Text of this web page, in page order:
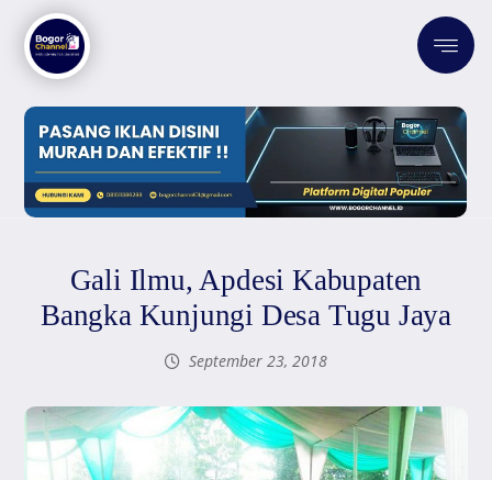
Gali Ilmu, Apdesi Kabupaten
Bangka Kunjungi Desa Tugu Jaya
September 23, 2018